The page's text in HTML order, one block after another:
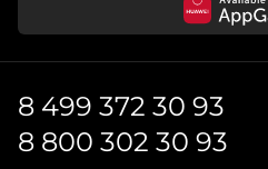
8 499 372 30 93
8 800 302 30 93